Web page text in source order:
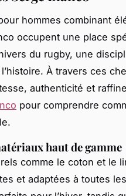
hommes combinant
occupent une place
du rugby, une
À travers ces
authenticité et
pour comprendre
haut de gamme
comme le coton et le
et adaptées à toutes